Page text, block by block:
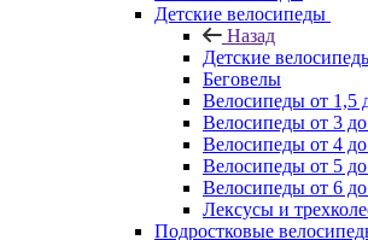
Детские велосипеды
Назад
Детские
Беговелы
Велосипеды от 1,5
Велосипеды от 3
Велосипеды от 4
Велосипеды от 5
Велосипеды от 6
Лексусы и
Подростковые